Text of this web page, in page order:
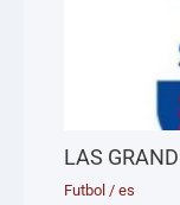
LAS
Futbol /es